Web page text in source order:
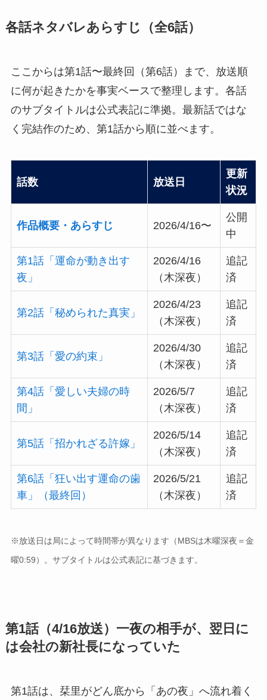
各話ネタバレあらすじ（全6話）
ここからは第1話〜最終回（第6話）まで、放送順
に何が起きたかを事実ベースで整理します。各話
のサブタイトルは公式表記に準拠。最新話ではな
く完結作のため、第1話から順に並べます。
話数 放送日
更新
状況
作品概要・あらすじ 2026/4/16〜
公開
中
第1話「運命が動き出す
夜」
2026/4/16
（木深夜）
追記
済
第2話「秘められた真実」
2026/4/23
（木深夜）
追記
済
第3話「愛の約束」
2026/4/30
（木深夜）
追記
済
第4話「愛しい夫婦の時
間」
2026/5/7
（木深夜）
追記
済
第5話「招かれざる許嫁」
2026/5/14
（木深夜）
追記
済
第6話「狂い出す運命の歯
車」（最終回）
2026/5/21
（木深夜）
追記
済
※放送日は局によって時間帯が異なります（MBSは木曜深夜＝金
曜0:59）。サブタイトルは公式表記に基づきます。
第1話（4/16放送）一夜の相手が、翌日に
は会社の新社長になっていた
第1話は、栞里がどん底から「あの夜」へ流れ着く